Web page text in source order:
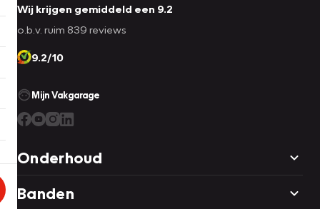
Wij krijgen gemiddeld een 9.2
o.b.v. ruim 839 reviews
9.2/10
Mijn Vakgarage
Onderhoud
Banden